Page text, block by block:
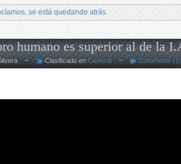
se está quedando atrás
humano es superior al de la
Silvera ~ Clasificado en General ~ Comments (1)